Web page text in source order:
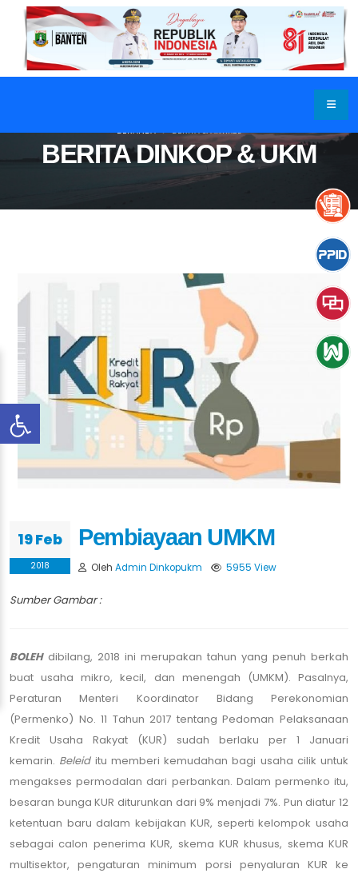
BERITA DINKOP & UKM
BERANDA BERITA & ARTIKEL
19 Feb
2018
Pembiayaan UMKM
Oleh Admin Dinkopukm 5955 View
Sumber Gambar :
BOLEH dibilang, 2018 ini merupakan tahun yang penuh berkah
buat usaha mikro, kecil, dan menengah (UMKM). Pasalnya,
Peraturan Menteri Koordinator Bidang Perekonomian
(Permenko) No. 11 Tahun 2017 tentang Pedoman Pelaksanaan
Kredit Usaha Rakyat (KUR) sudah berlaku per 1 Januari
kemarin. Beleid itu memberi kemudahan bagi usaha cilik untuk
mengakses permodalan dari perbankan. Dalam permenko itu,
besaran bunga KUR diturunkan dari 9% menjadi 7%. Pun diatur 12
ketentuan baru dalam kebijakan KUR, seperti kelompok usaha
sebagai calon penerima KUR, skema KUR khusus, skema KUR
multisektor, pengaturan minimum porsi penyaluran KUR ke